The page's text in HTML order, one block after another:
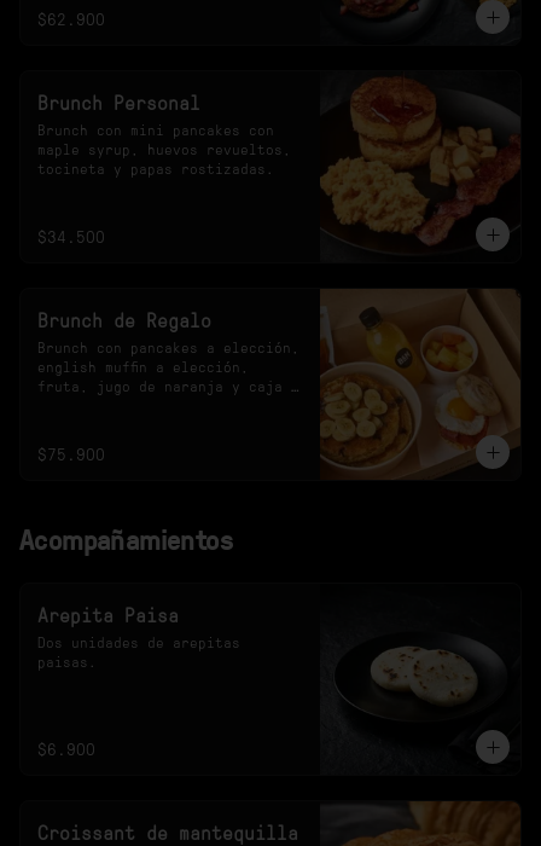
$62.900
Brunch Personal
Brunch con mini pancakes con
maple syrup, huevos revueltos,
tocineta y papas rostizadas.
$34.500
Brunch de Regalo
Brunch con pancakes a elección,
english muffin a elección,
fruta, jugo de naranja y caja
$75.900
Acompañamientos
Arepita Paisa
Dos unidades de arepitas
paisas.
$6.900
Croissant de mantequilla